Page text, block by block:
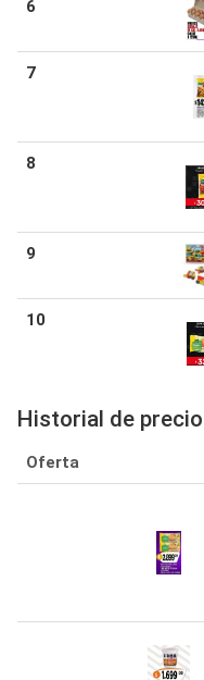
6
7
8
9
10
Historial de
Oferta